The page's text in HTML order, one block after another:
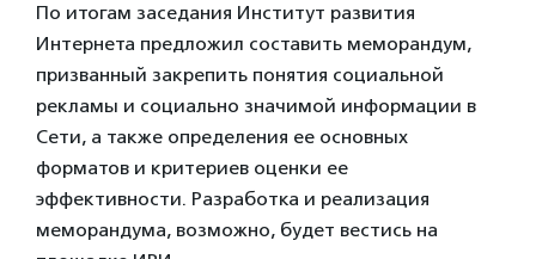
По итогам заседания Институт развития
Интернета предложил составить меморандум,
призванный закрепить понятия социальной
рекламы и социально значимой информации в
Сети, а также определения ее основных
форматов и критериев оценки ее
эффективности. Разработка и реализация
меморандума, возможно, будет вестись на